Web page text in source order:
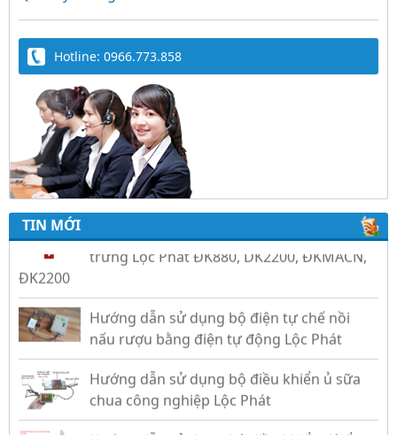
Hotline: 0966.773.858
TIN MỚI
Trứng Giả Lộc Phát Có Nước - Giải Pháp Ấp
Hiệu Quả Cho Gà, Vịt, Bồ Câu
Video hướng dẫn cài đặt bộ điều khiển ấp
trứng Lộc Phát ĐK880, DK2200, ĐKMACN,
ĐK2200
Hướng dẫn sử dụng bộ điện tự chế nồi
Hướng dẫn sử dụng bộ điều khiển ủ sữa
chua công nghiệp Lộc Phát
Hướng dẫn sử dụng bộ điều khiển độ ẩm
gold, nhiệt độ và ánh sáng tự động Lộc
Phát